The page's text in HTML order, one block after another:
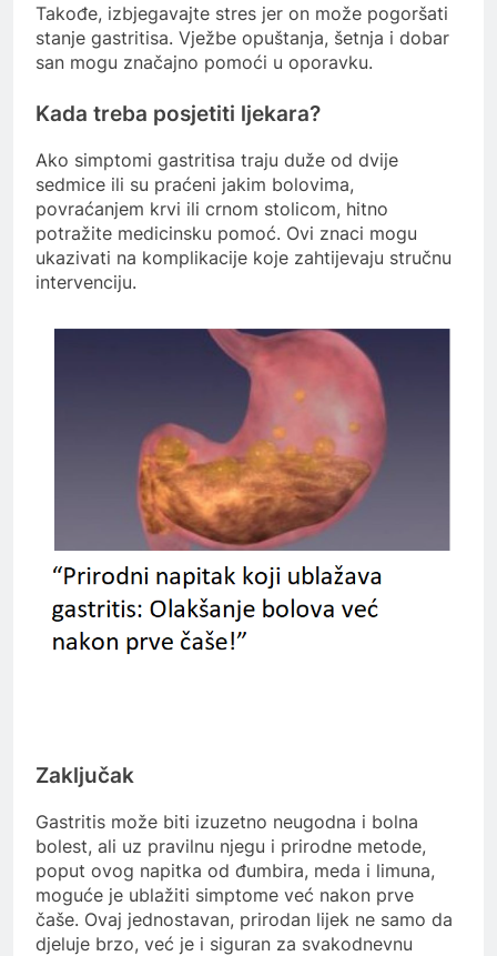
Takođe, izbjegavajte stres jer on može pogoršati
stanje gastritisa. Vježbe opuštanja, šetnja i dobar
san mogu značajno pomoći u oporavku.
Kada treba posjetiti ljekara?
Ako simptomi gastritisa traju duže od dvije
sedmice ili su praćeni jakim bolovima,
povraćanjem krvi ili crnom stolicom, hitno
potražite medicinsku pomoć. Ovi znaci mogu
ukazivati na komplikacije koje zahtijevaju stručnu
intervenciju.
Zaključak
Gastritis može biti izuzetno neugodna i bolna
bolest, ali uz pravilnu njegu i prirodne metode,
poput ovog napitka od đumbira, meda i limuna,
moguće je ublažiti simptome već nakon prve
čaše. Ovaj jednostavan, prirodan lijek ne samo da
djeluje brzo, već je i siguran za svakodnevnu